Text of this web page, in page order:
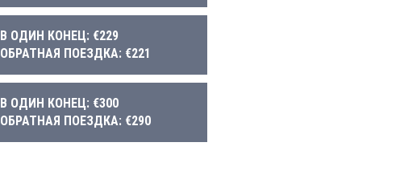
В ОДИН КОНЕЦ: €229
ОБРАТНАЯ ПОЕЗДКА: €221
В ОДИН КОНЕЦ: €300
ОБРАТНАЯ ПОЕЗДКА: €290